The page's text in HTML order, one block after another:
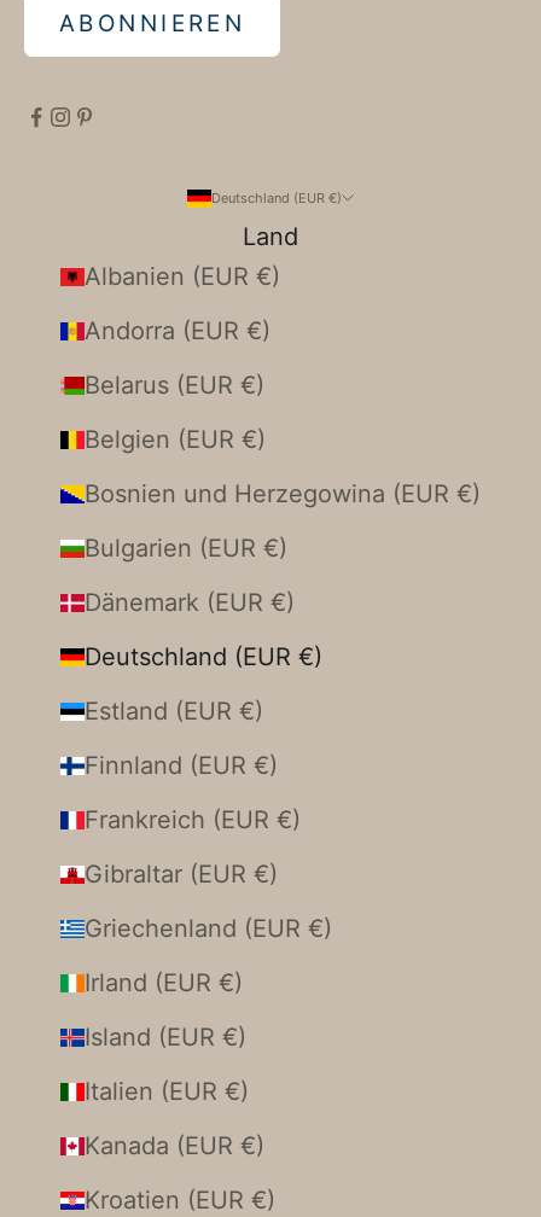
ABONNIEREN
Deutschland (EUR €)
Land
Albanien (EUR €)
Andorra (EUR €)
Belarus (EUR €)
Belgien (EUR €)
Bosnien und Herzegowina (EUR €)
Bulgarien (EUR €)
Dänemark (EUR €)
Deutschland (EUR €)
Estland (EUR €)
Finnland (EUR €)
Frankreich (EUR €)
Gibraltar (EUR €)
Griechenland (EUR €)
Irland (EUR €)
Island (EUR €)
Italien (EUR €)
Kanada (EUR €)
Kroatien (EUR €)